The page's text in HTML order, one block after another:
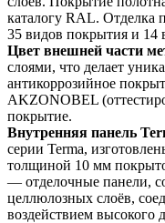
каталогу RAL. Отделка
35 видов покрытия и 14
Цвет внешней части
слоями, что делает
антикоррозийное
AKZONOBEL
покрытие.
Внутренняя панель
серии Terma,
толщиной 10 мм
— отделочные панели,
целлюлозных слоёв,
воздействием высокого